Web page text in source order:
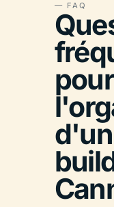
— FAQ
pour